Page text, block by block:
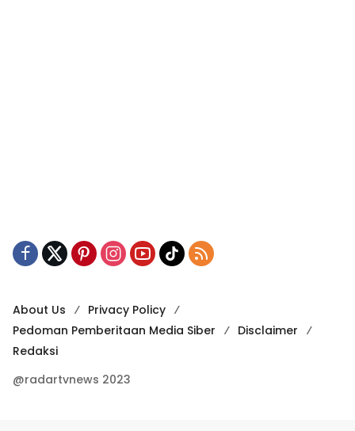
About Us
Privacy Policy
Pedoman Pemberitaan Media Siber
Disclaimer
Redaksi
@radartvnews 2023